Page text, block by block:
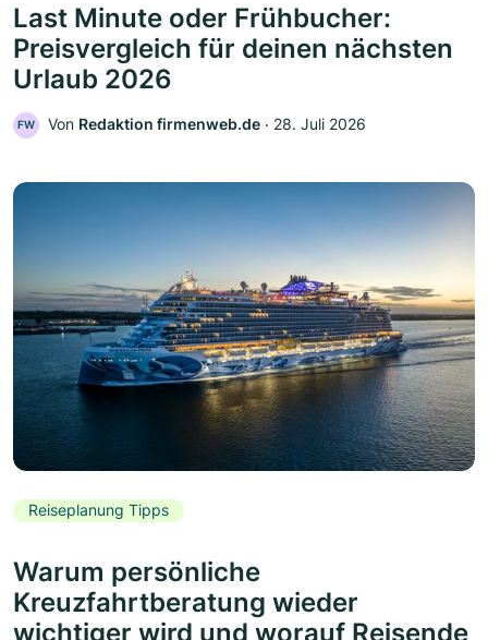
Last Minute oder Frühbucher:
Preisvergleich für deinen nächsten
Urlaub 2026
FW Von Redaktion firmenweb.de ‧ 28. Juli 2026
Reiseplanung Tipps
Warum persönliche
Kreuzfahrtberatung wieder
wichtiger wird und worauf Reisende